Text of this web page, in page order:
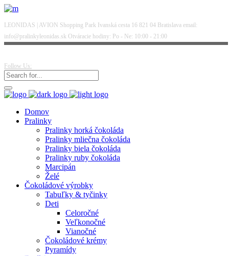
LEONIDAS | AVION Shopping Park Ivanská cesta 16 821 04 Bratislava email:
info@pralinkyleonidas.sk Otváracie hodiny: Po - Ne: 10:00 - 21:00
Follow Us:
Domov
Pralinky
Pralinky horká čokoláda
Pralinky mliečna čokoláda
Pralinky biela čokoláda
Pralinky ruby čokoláda
Marcipán
Želé
Čokoládové výrobky
Tabuľky & tyčinky
Deti
Celoročné
Veľkonočné
Vianočné
Čokoládové krémy
Pyramídy